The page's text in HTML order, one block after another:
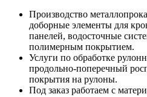
Производство
доборные элементы для
панелей, водосточные
полимерным покрытием.
Услуги по обработке
продольно-поперечный
покрытия на рулоны.
Под заказ работаем с